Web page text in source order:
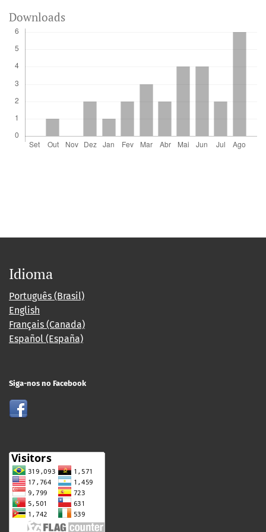
Downloads
Idioma
Português (Brasil)
English
Français (Canada)
Español (España)
Siga-nos no Facebook